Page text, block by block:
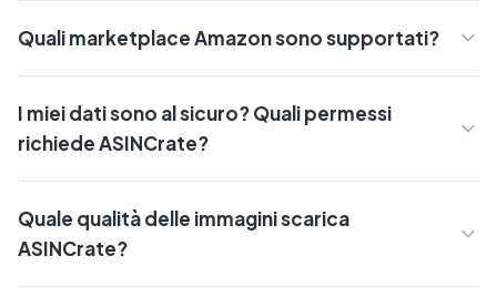
Quali marketplace Amazon sono supportati?
I miei dati sono al sicuro? Quali permessi
richiede ASINCrate?
Quale qualità delle immagini scarica
ASINCrate?